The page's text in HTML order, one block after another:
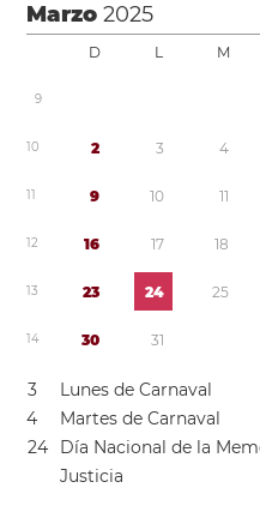
Marzo2025
D L M
9
10 2 3 4
11 9 10 11
12 16 17 18
13 23 24 25
14 30 31
3
Lunes de Carnaval
4
Martes de Carnaval
24
Día Nacional de la
Justicia